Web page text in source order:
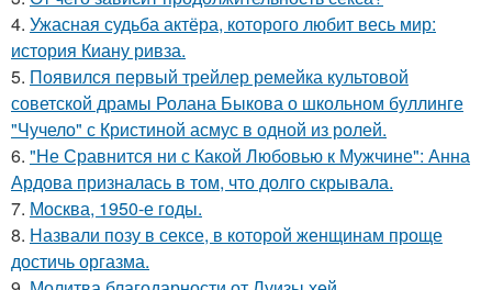
4. Ужасная судьба актёра, которого любит весь мир:
история Киану ривза.
5. Появился первый трейлер ремейка культовой
советской драмы Ролана Быкова о школьном буллинге
"Чучело" с Кристиной асмус в одной из ролей.
6. "Не Сравнится ни с Какой Любовью к Мужчине": Анна
Ардова призналась в том, что долго скрывала.
7. Москва, 1950-е годы.
8. Назвали позу в сексе, в которой женщинам проще
достичь оргазма.